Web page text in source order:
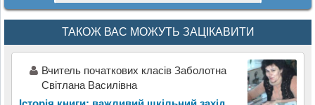
ТАКОЖ ВАС МОЖУТЬ ЗАЦІКАВИТИ
Вчитель початкових класів Заболотна
Світлана Василівна